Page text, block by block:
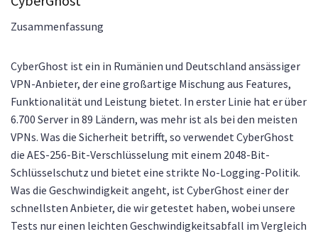
Zusammenfassung
CyberGhost ist ein in Rumänien und Deutschland ansässiger
VPN-Anbieter, der eine großartige Mischung aus Features,
Funktionalität und Leistung bietet. In erster Linie hat er über
6.700 Server in 89 Ländern, was mehr ist als bei den meisten
VPNs. Was die Sicherheit betrifft, so verwendet CyberGhost
die AES-256-Bit-Verschlüsselung mit einem 2048-Bit-
Schlüsselschutz und bietet eine strikte No-Logging-Politik.
Was die Geschwindigkeit angeht, ist CyberGhost einer der
schnellsten Anbieter, die wir getestet haben, wobei unsere
Tests nur einen leichten Geschwindigkeitsabfall im Vergleich